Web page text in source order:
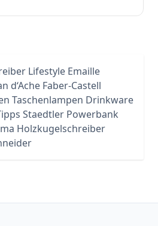
Lifestyle Emaille
d‘Ache Faber-Castell
Taschenlampen Drinkware
Staedtler Powerbank
Holzkugelschreiber